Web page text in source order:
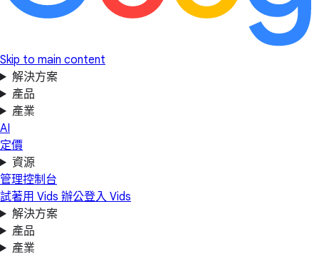
Skip to main content
解決方案
產品
產業
AI
定價
資源
管理控制台
試著用 Vids 辦公登入 Vids
解決方案
產品
產業